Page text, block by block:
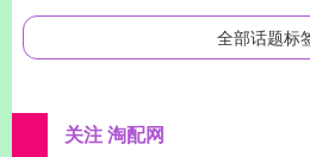
全部话题标
关注 淘配网